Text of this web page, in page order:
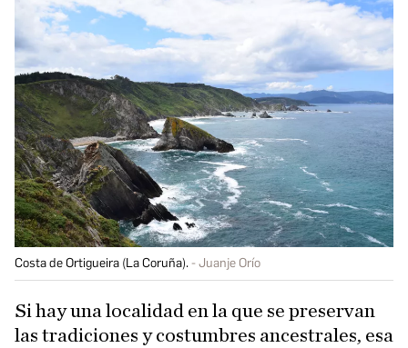
Costa de Ortigueira (La Coruña). Juanje Orío
Si hay una localidad en la que se preservan
las tradiciones y costumbres ancestrales, esa